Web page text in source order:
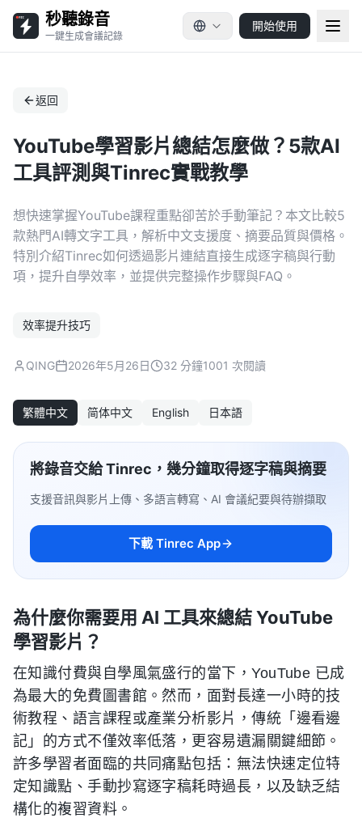
秒聽錄音
一鍵生成會議記錄
開始使用
返回
YouTube學習影片總結怎麼做？5款AI
工具評測與Tinrec實戰教學
想快速掌握YouTube課程重點卻苦於手動筆記？本文比較5
款熱門AI轉文字工具，解析中文支援度、摘要品質與價格。
特別介紹Tinrec如何透過影片連結直接生成逐字稿與行動
項，提升自學效率，並提供完整操作步驟與FAQ。
效率提升技巧
QING 2026年5月26日 32 分鐘1001 次閱讀
繁體中文 简体中文 English 日本語
將錄音交給 Tinrec，幾分鐘取得逐字稿與摘要
支援音訊與影片上傳、多語言轉寫、AI 會議紀要與待辦擷取
下載 Tinrec App
為什麼你需要用 AI 工具來總結 YouTube
學習影片？
在知識付費與自學風氣盛行的當下，YouTube 已成
為最大的免費圖書館。然而，面對長達一小時的技
術教程、語言課程或產業分析影片，傳統「邊看邊
記」的方式不僅效率低落，更容易遺漏關鍵細節。
許多學習者面臨的共同痛點包括：無法快速定位特
定知識點、手動抄寫逐字稿耗時過長，以及缺乏結
構化的複習資料。